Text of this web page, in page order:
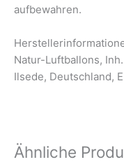
aufbewahren.
Natur-Luftballons,
Ilsede, Deutschland,
Ähnliche